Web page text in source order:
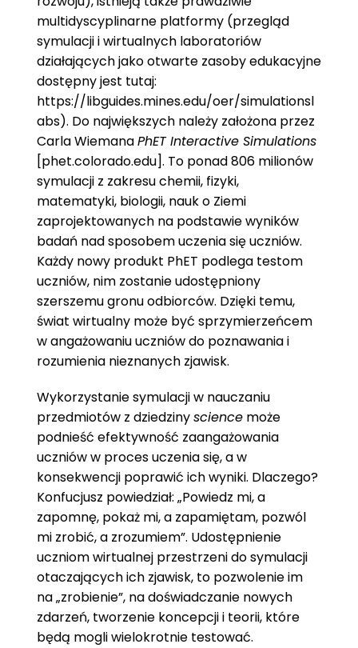
multidyscyplinarne platformy (przegląd
symulacji i wirtualnych laboratoriów
działających jako otwarte zasoby edukacyjne
dostępny jest tutaj:
https://libguides.mines.edu/oer/simulationsl
abs). Do największych należy założona przez
Carla WiemanaPhET Interactive Simulations
[phet.colorado.edu]. To ponad 806 milionów
symulacji z zakresu chemii, fizyki,
matematyki, biologii, nauk o Ziemi
zaprojektowanych na podstawie wyników
badań nad sposobem uczenia się uczniów.
Każdy nowy produkt PhET podlega testom
uczniów, nim zostanie udostępniony
szerszemu gronu odbiorców. Dzięki temu,
świat wirtualny może być sprzymierzeńcem
w angażowaniu uczniów do poznawania i
rozumienia nieznanych zjawisk.
Wykorzystanie symulacji w nauczaniu
przedmiotów z dziedzinysciencemoże
podnieść efektywność zaangażowania
uczniów w proces uczenia się, a w
konsekwencji poprawić ich wyniki. Dlaczego?
Konfucjusz powiedział: „Powiedz mi, a
zapomnę, pokaż mi, a zapamiętam, pozwól
mi zrobić, a zrozumiem”. Udostępnienie
uczniom wirtualnej przestrzeni do symulacji
otaczających ich zjawisk, to pozwolenie im
na „zrobienie”, na doświadczanie nowych
zdarzeń, tworzenie koncepcji i teorii, które
będą mogli wielokrotnie testować.